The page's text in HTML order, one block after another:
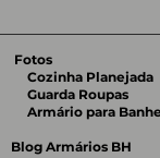
Fotos
Cozinha Planejada
Guarda Roupas
Armário para
Blog Armários BH